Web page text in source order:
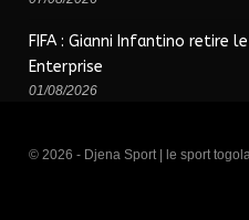
FIFA : Gianni Infantino retire
Enterprise
01/08/2026
© 2026 - Djena Sport | le sport